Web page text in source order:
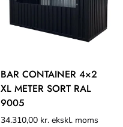
BAR CONTAINER 4×2
XL METER SORT RAL
9005
34.310,00 kr. ekskl. moms